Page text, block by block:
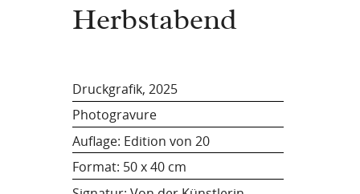
Herbstabend
Druckgrafik, 2025
Photogravure
Auflage: Edition von 20
Format: 50 x 40 cm